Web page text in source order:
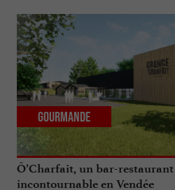
Ô’Charfait, un bar-restaurant
incontournable en Vendée
Gourmande